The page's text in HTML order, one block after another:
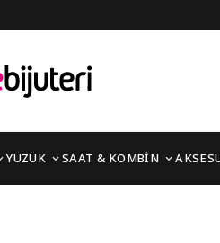
YÜZÜK SAAT & KOMBİN